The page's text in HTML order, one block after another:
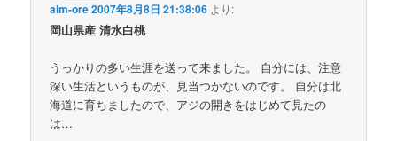
alm-ore2007年8月8日 21:38:06 より:
岡山県産 清水白桃
うっかりの多い生涯を送って来ました。 自分には、注意
深い生活というものが、見当つかないのです。 自分は北
海道に育ちましたので、アジの開きをはじめて見たの
は…